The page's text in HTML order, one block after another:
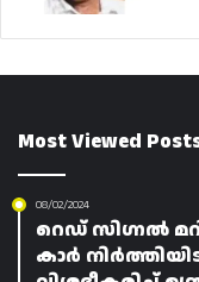
Most Viewed
08/02/2024
റെഡ് സിഗ്നൽ
കാർ